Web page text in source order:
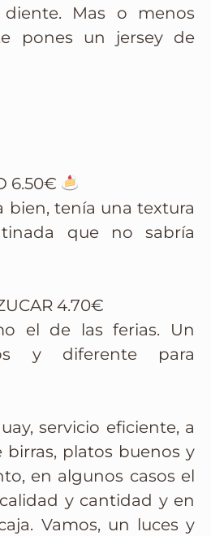
Mas o menos
pones un jersey de
6.50€
bien, tenía una textura
que no sabría
4.70€
el de las ferias. Un
y diferente para
servicio eficiente, a
platos buenos y
en algunos casos el
y cantidad y en
Vamos, un luces y